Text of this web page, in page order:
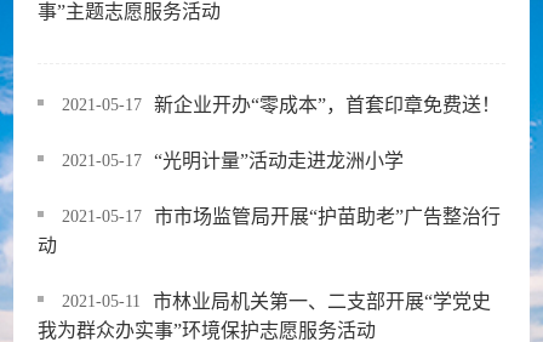
事”主题志愿服务活动
2021-05-17 新企业开办“零成本”，首套印章免费送！
2021-05-17 “光明计量”活动走进龙洲小学
2021-05-17
市市场监管局开展“护苗助老”广告整治行
动
2021-05-11
市林业局机关第一、二支部开展“学党史
我为群众办实事”环境保护志愿服务活动